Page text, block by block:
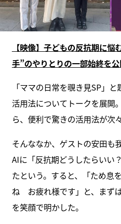
【映像】子どもの反抗期に
手”のやりとりの一部始終を
「ママの日常を覗き見SP」
活用法についてトークを展開
ら、便利で驚きの活用法が次
そんななか、ゲストの安田も
AIに「反抗期どうしたらいい
たという。すると、「ため息
ね お疲れ様です」と、まず
を笑顔で明かした。